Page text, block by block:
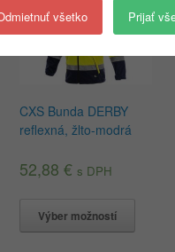
CXS Bunda DERBY
reflexná, žlto-modrá
52,88€ s DPH
Výber možností
všetko Prijať